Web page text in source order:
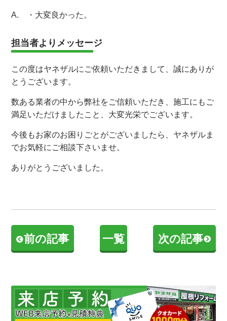
A. ・大変良かった。
担当者よりメッセージ
この度はヤネザルにご依頼いただきまして、誠にありが
とうございます。
数ある業者の中から弊社をご信頼いただき、施工にもご
満足いただけましたこと、大変光栄でございます。
今後もお家のお困りごとがございましたら、ヤネザルま
でお気軽にご相談下さいませ。
ありがとうございました。
前の記事 一覧 次の記事